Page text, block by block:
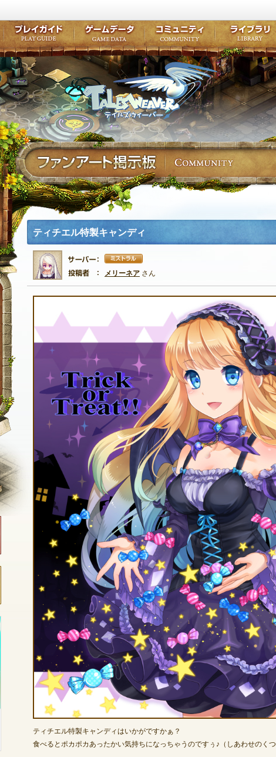
テイル
公式サイトにログイン
外部サービスIDでログイン
自由掲示板
質問掲示板
クラブ募集掲示板
ファンアート掲示板
コミュニティポイント
NEXON ID登録
ゲームダウンロード
ティチエル特製キャンディ
メリーネア さん
ティチエル特製キャンディはいかがですかぁ？
食べるとポカポカあったかい気持ちになっちゃうのですぅ♪（しあわせのく
ゲーム紹介
ここだけは知っておこうプレイガイド
ワープポイント
ゲームデータ
ルーンスキル
コミュニティ
コミュニテ